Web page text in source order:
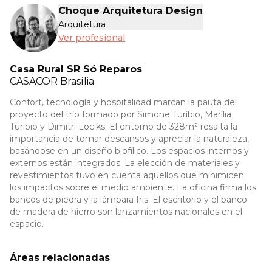
Choque Arquitetura Design
Arquitetura
Ver profesional
Casa Rural SR Só Reparos
CASACOR Brasília
Confort, tecnología y hospitalidad marcan la pauta del
proyecto del trío formado por Simone Turíbio, Marília
Turíbio y Dimitri Lociks. El entorno de 328m² resalta la
importancia de tomar descansos y apreciar la naturaleza,
basándose en un diseño biofílico. Los espacios internos y
externos están integrados. La elección de materiales y
revestimientos tuvo en cuenta aquellos que minimicen
los impactos sobre el medio ambiente. La oficina firma los
bancos de piedra y la lámpara Iris. El escritorio y el banco
de madera de hierro son lanzamientos nacionales en el
espacio.
Áreas relacionadas